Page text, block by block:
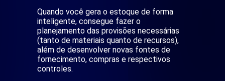
Quando você gera o estoque de forma
inteligente, consegue fazer o
planejamento das provisões necessárias
(tanto de materiais quanto de recursos),
além de desenvolver novas fontes de
fornecimento, compras e respectivos
controles.